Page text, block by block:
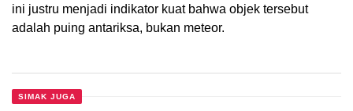
ini justru menjadi indikator kuat bahwa objek tersebut
adalah puing antariksa, bukan meteor.
SIMAK JUGA